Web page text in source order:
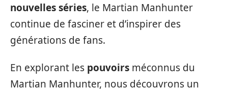
nouvelles séries, le Martian Manhunter
continue de fasciner et d’inspirer des
générations de fans.
En explorant les pouvoirs méconnus du
Martian Manhunter, nous découvrons un